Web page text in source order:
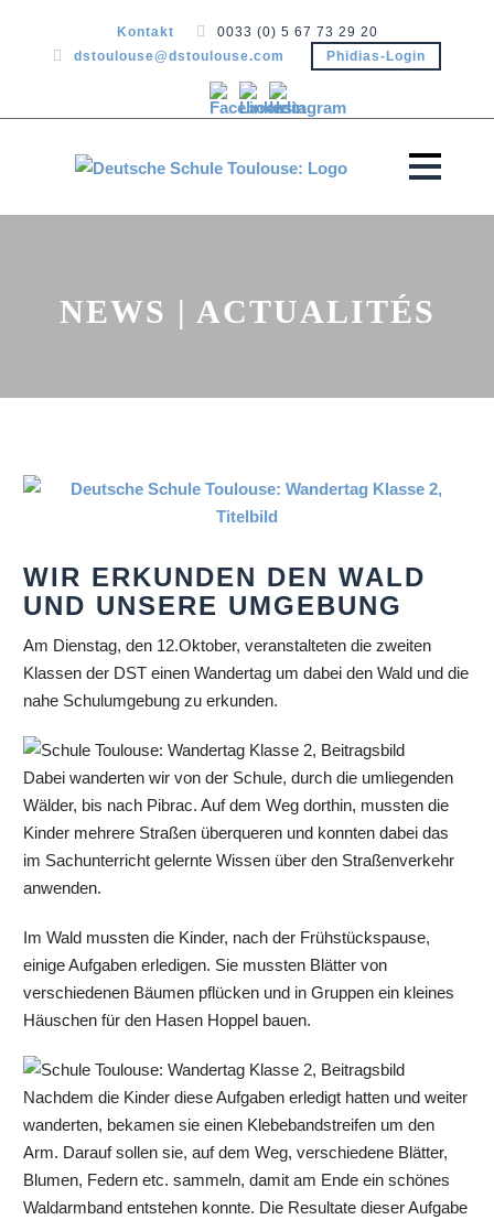
Kontakt
0033 (0) 5 67 73 29 20
dstoulouse@dstoulouse.com
Phidias-Login
NEWS | ACTUALITÉS
WIR ERKUNDEN DEN WALD
UND UNSERE UMGEBUNG
Am Dienstag, den 12.Oktober, veranstalteten die zweiten
Klassen der DST einen Wandertag um dabei den Wald und die
nahe Schulumgebung zu erkunden.
Dabei wanderten wir von der Schule, durch die umliegenden
Wälder, bis nach Pibrac. Auf dem Weg dorthin, mussten die
Kinder mehrere Straßen überqueren und konnten dabei das
im Sachunterricht gelernte Wissen über den Straßenverkehr
anwenden.
Im Wald mussten die Kinder, nach der Frühstückspause,
einige Aufgaben erledigen. Sie mussten Blätter von
verschiedenen Bäumen pflücken und in Gruppen ein kleines
Häuschen für den Hasen Hoppel bauen.
Nachdem die Kinder diese Aufgaben erledigt hatten und weiter
wanderten, bekamen sie einen Klebebandstreifen um den
Arm. Darauf sollen sie, auf dem Weg, verschiedene Blätter,
Blumen, Federn etc. sammeln, damit am Ende ein schönes
Waldarmband entstehen konnte. Die Resultate dieser Aufgabe